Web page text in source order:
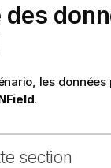
des
les
.
section